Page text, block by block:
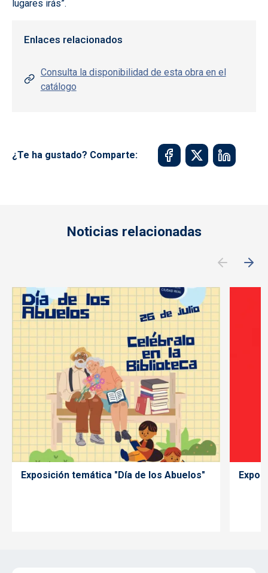
lugares irás”.
Enlaces relacionados
Consulta la disponibilidad de esta obra en el
catálogo
¿Te ha gustado? Comparte:
Noticias relacionadas
Exposición temática "Día de los Abuelos"